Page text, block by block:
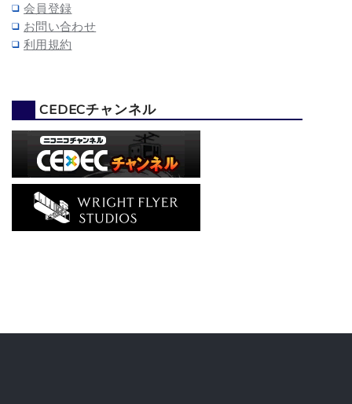
会員登録
お問い合わせ
利用規約
CEDECチャンネル